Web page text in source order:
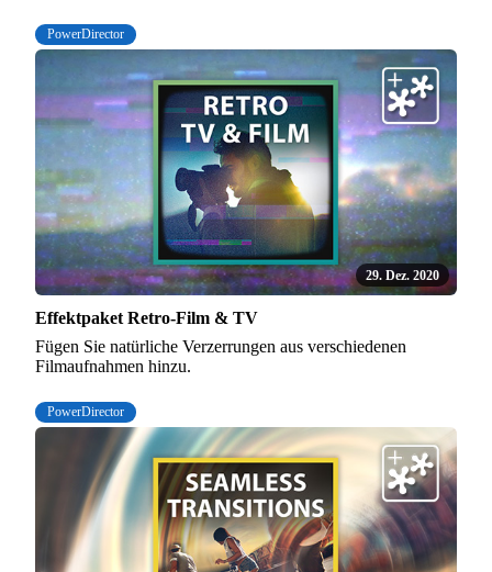
PowerDirector
29. Dez. 2020
Effektpaket Retro-Film & TV
Fügen Sie natürliche Verzerrungen aus verschiedenen
Filmaufnahmen hinzu.
PowerDirector